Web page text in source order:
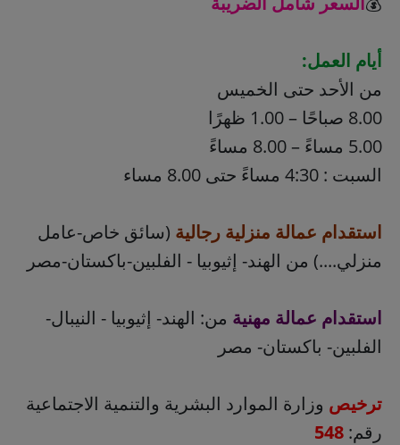
أيام العمل:
من الأحد حتى الخميس
8.00 صباحًا – 1.00 ظهرًا
5.00 مساءً – 8.00 مساءً
السبت : 4:30 مساءً حتى 8.00 مساء
استقدام عمالة منزلية رجالية (سائق خاص-عامل
منزلي....) من الهند- إثيوبيا - الفلبين-باكستان-مصر
استقدام عمالة مهنية من: الهند- إثيوبيا - النيبال-
الفلبين- باكستان- مصر
ترخيص وزارة الموارد البشرية والتنمية الاجتماعية
رقم: 548